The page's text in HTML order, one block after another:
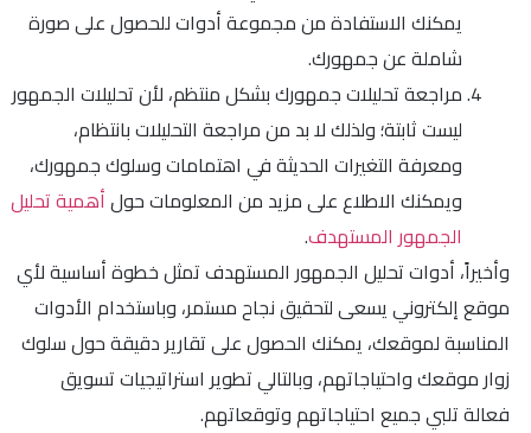
يمكنك الاستفادة من مجموعة أدوات للحصول على صورة
شاملة عن جمهورك.
مراجعة تحليلات جمهورك بشكل منتظم، لأن تحليلات الجمهور
ليست ثابتة؛ ولذلك لا بد من مراجعة التحليلات بانتظام،
ومعرفة التغيرات الحديثة في اهتمامات وسلوك جمهورك،
ويمكنك الاطلاع على مزيد من المعلومات حولأهمية تحليل
الجمهور المستهدف.
وأخيراً، أدوات تحليل الجمهور المستهدف تمثل خطوة أساسية لأي
موقع إلكتروني يسعى لتحقيق نجاح مستمر، وباستخدام الأدوات
المناسبة لموقعك، يمكنك الحصول على تقارير دقيقة حول سلوك
زوار موقعك واحتياجاتهم، وبالتالي تطوير استراتيجيات تسويق
فعالة تلبي جميع احتياجاتهم وتوقعاتهم.